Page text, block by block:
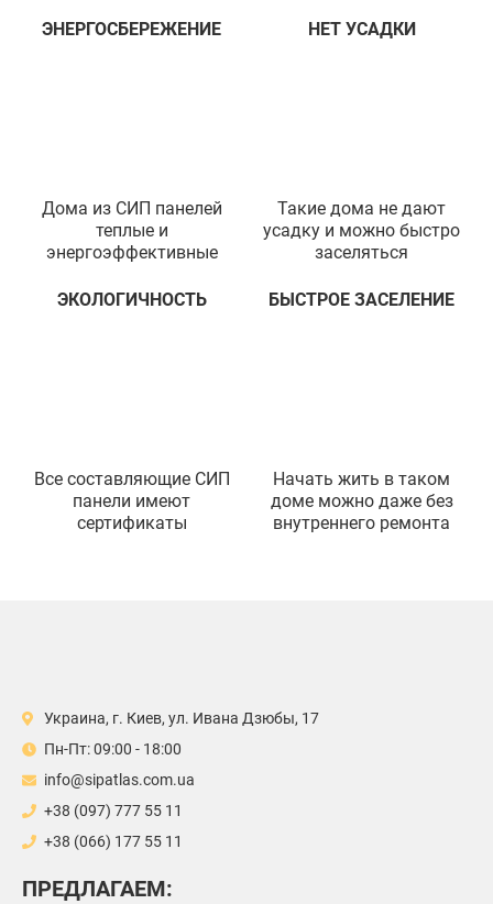
ЭНЕРГОСБЕРЕЖЕНИЕ
Дома из СИП панелей
теплые и
энергоэффективные
НЕТ УСАДКИ
Такие дома не дают
усадку и можно быстро
заселяться
ЭКОЛОГИЧНОСТЬ
Все составляющие СИП
панели имеют
сертификаты
БЫСТРОЕ ЗАСЕЛЕНИЕ
Начать жить в таком
доме можно даже без
внутреннего ремонта
Украина, г. Киев, ул. Ивана Дзюбы, 17
Пн-Пт: 09:00 - 18:00
info@sipatlas.com.ua
+38 (097) 777 55 11
+38 (066) 177 55 11
ПРЕДЛАГАЕМ: